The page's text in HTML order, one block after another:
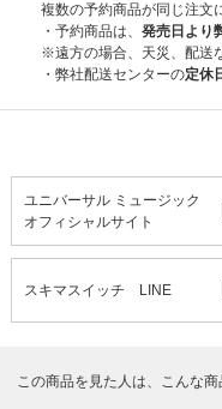
複数の予約商品が同じ注文
・予約商品は、 発売日より
※遠方の場合、天災、配送
・弊社配送センターの定休
ユニバーサル ミュージック
オフィシャルサイト
スキマスイッチ LINE
この商品を見た人は、こんな商